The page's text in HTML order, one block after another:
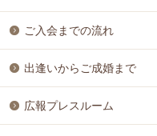
ご入会までの流れ
出逢いからご成婚まで
広報プレスルーム